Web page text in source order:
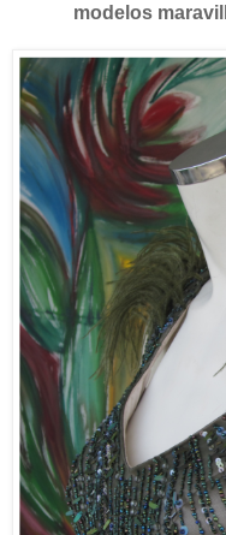
modelos